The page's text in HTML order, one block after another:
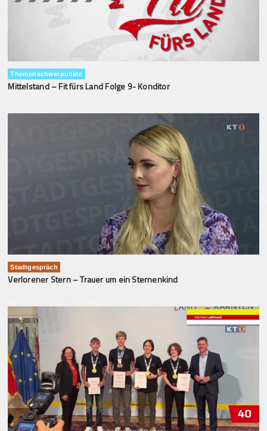
Themenschwerpunkte
Mittelstand – Fit fürs Land Folge 9- Konditor
Stadtgespräch
Verlorener Stern – Trauer um ein Sternenkind